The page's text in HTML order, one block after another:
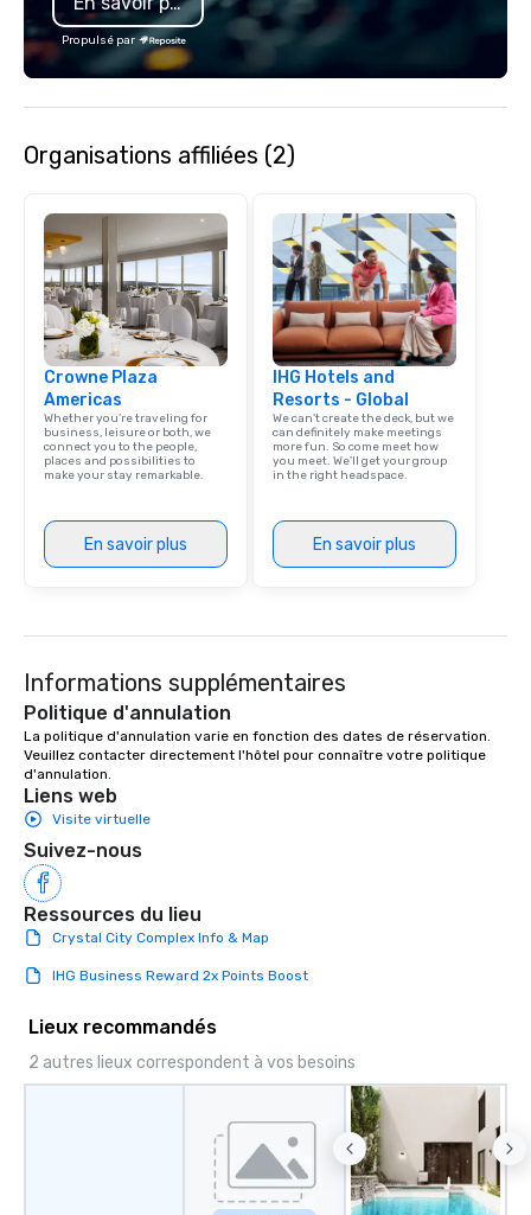
Propulsé par
Organisations affiliées (2)
Crowne Plaza
Americas
Whether you’re traveling for
business, leisure or both, we
connect you to the people,
places and possibilities to
make your stay remarkable.
En savoir plus
IHG Hotels and
Resorts - Global
We can't create the deck, but we
can definitely make meetings
more fun. So come meet how
you meet. We'll get your group
in the right headspace.
En savoir plus
Informations supplémentaires
Politique d'annulation
La politique d'annulation varie en fonction des dates de réservation.
Veuillez contacter directement l'hôtel pour connaître votre politique
d'annulation.
Liens web
Visite virtuelle
Suivez-nous
Ressources du lieu
Crystal City Complex Info & Map
IHG Business Reward 2x Points Boost
Lieux recommandés
2 autres lieux correspondent à vos besoins